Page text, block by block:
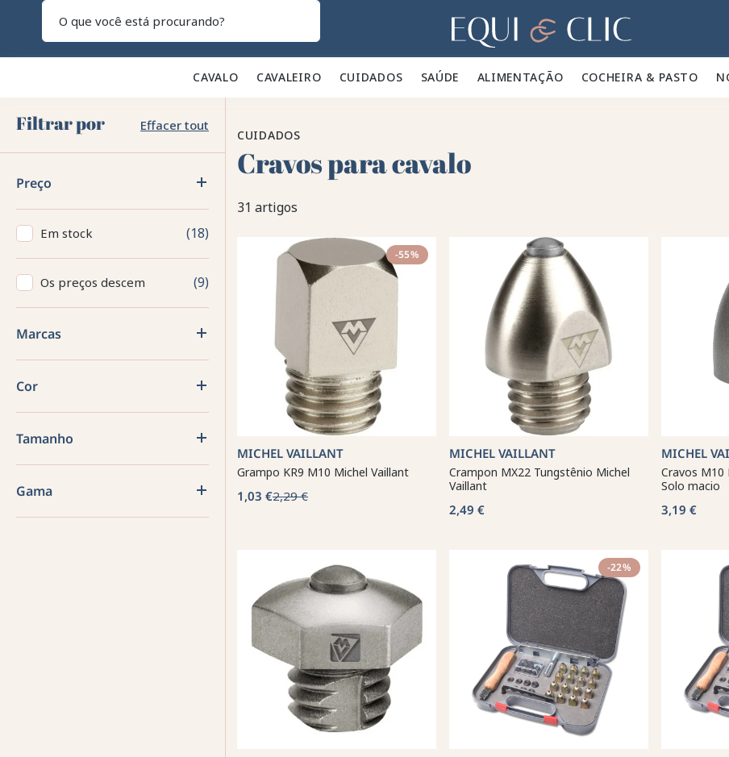
Lar
CAVALO 🐎 CAVALEIRO 👕 CUIDADOS 🪮 SAÚDE ✨ ALIMENTAÇÃO 🥕 COCHEIRA & PASTO 🍃
Filtrar por Effacer tout
Preço
Em stock 18
Os preços descem 9
Marcas
Cor
Tamanho
Gama
CUIDADOS
Cravos para cavalo
31 artigos
-55%
MICHEL VAILLANT
Grampo KR9 M10 Michel Vaillant
1,03 €2,29 €
MICHEL VAILLANT
Crampon MX22 Tungstênio Michel
Vaillant
2,49 €
MICHEL
Cravos
Solo macio
3,19 €
-22%